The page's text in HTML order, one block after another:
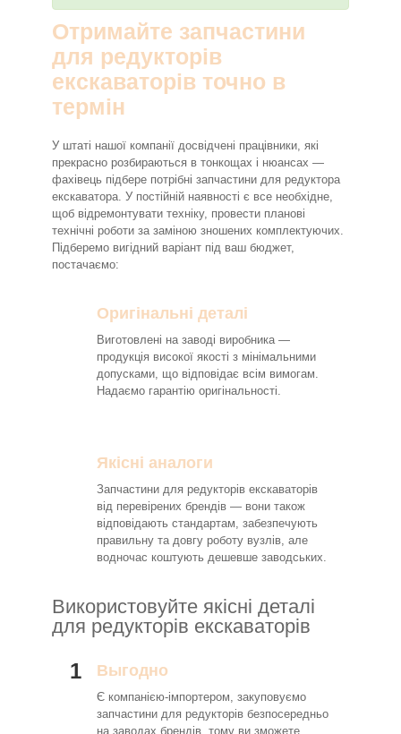
Отримайте запчастини
для редукторів
екскаваторів точно в
термін
У штаті нашої компанії досвідчені працівники, які
прекрасно розбираються в тонкощах і нюансах —
фахівець підбере потрібні запчастини для редуктора
екскаватора. У постійній наявності є все необхідне,
щоб відремонтувати техніку, провести планові
технічні роботи за заміною зношених комплектуючих.
Підберемо вигідний варіант під ваш бюджет,
постачаємо:
Оригінальні деталі
Виготовлені на заводі виробника —
продукція високої якості з мінімальними
допусками, що відповідає всім вимогам.
Надаємо гарантію оригінальності.
Якісні аналоги
Запчастини для редукторів екскаваторів
від перевірених брендів — вони також
відповідають стандартам, забезпечують
правильну та довгу роботу вузлів, але
водночас коштують дешевше заводських.
Використовуйте якісні деталі
для редукторів екскаваторів
1 Выгодно
Є компанією-імпортером, закуповуємо
запчастини для редукторів безпосередньо
на заводах брендів, тому ви зможете